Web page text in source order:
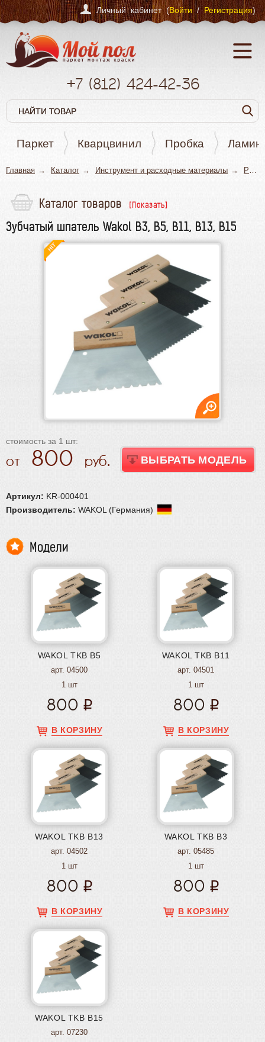
Личный кабинет (Войти/Регистрация)
+7 (812) 424-42-36
Паркет Кварцвинил Пробка
Главная Каталог Инструмент и расходные материалы Ручной инструмент
Каталог товаров
Паркет
Кварцвинил
Ламинат
Инструмент и расходные материалы
Ручной инструмент
Подготовка основания
Запчасти для шлиф.машин
Материалы для реставрации
Зубчатый шпатель Wakol B3, B5, B11, B13, B15
стоимость за 1 шт:
800 ВЫБРАТЬ МОДЕЛЬ
Артикул: KR-000401
Производитель: WAKOL (Германия)
Модели
WAKOL TKB B5
арт. 04500
1 шт
800
В КОРЗИНУ
WAKOL TKB B11
арт. 04501
1 шт
800
В КОРЗИНУ
WAKOL TKB B13
арт. 04502
1 шт
800
В КОРЗИНУ
WAKOL TKB B3
арт. 05485
1 шт
800
В КОРЗИНУ
WAKOL TKB B15
арт. 07230